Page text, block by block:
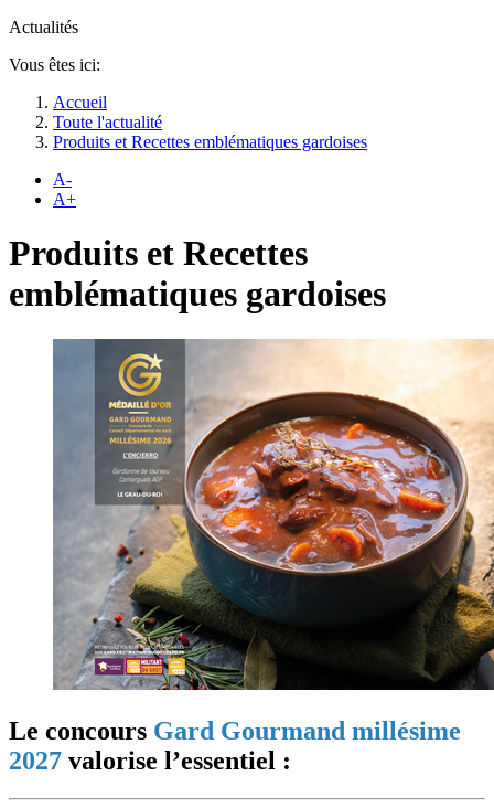
Actualités
Vous êtes ici:
Accueil
Toute l'actualité
Produits et Recettes emblématiques gardoises
A-
A+
Produits et Recettes
emblématiques gardoises
Le concours Gard Gourmand millésime
2027 valorise l’essentiel :